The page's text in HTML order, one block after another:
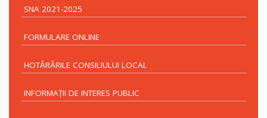
SNA 2021-2025
FORMULARE ONLINE
HOTĂRÂRILE CONSILIULUI LOCAL
INFORMAŢII DE INTERES PUBLIC